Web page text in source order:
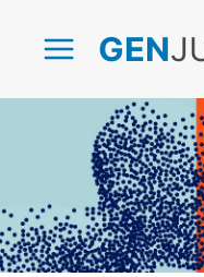
GEN